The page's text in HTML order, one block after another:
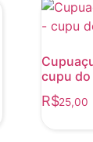
cupu do
R$25,00